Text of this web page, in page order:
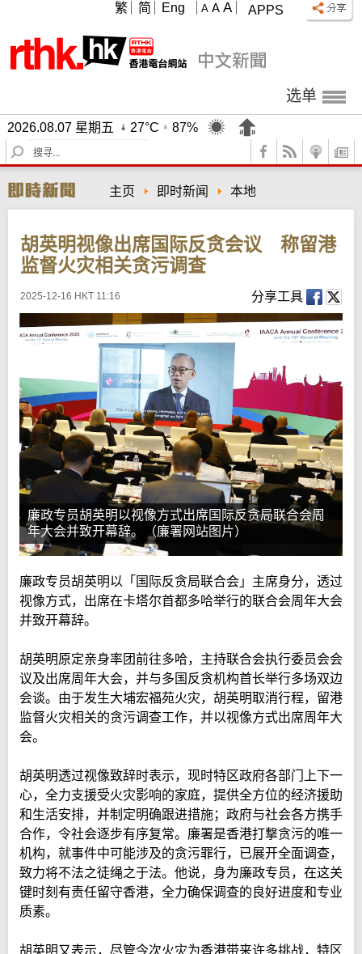
APPS
A A A
繁 简 Eng
选单
2026.08.07 星期五 27°C
87%
S
e
r
c
主页 即时新闻 本地
胡英明视像出席国际反贪会议 称留港
监督火灾相关贪污调查
2025-12-16 HKT 11:16 分享工具
廉政专员胡英明以视像方式出席国际反贪局联合会周
年大会并致开幕辞。（廉署网站图片）
廉政专员胡英明以「国际反贪局联合会」主席身分，透过
视像方式，出席在卡塔尔首都多哈举行的联合会周年大会
并致开幕辞。
胡英明原定亲身率团前往多哈，主持联合会执行委员会会
议及出席周年大会，并与多国反贪机构首长举行多场双边
会谈。由于发生大埔宏福苑火灾，胡英明取消行程，留港
监督火灾相关的贪污调查工作，并以视像方式出席周年大
会。
胡英明透过视像致辞时表示，现时特区政府各部门上下一
心，全力支援受火灾影响的家庭，提供全方位的经济援助
和生活安排，并制定明确跟进措施；政府与社会各方携手
合作，令社会逐步有序复常。廉署是香港打撃贪污的唯一
机构，就事件中可能涉及的贪污罪行，已展开全面调查，
致力将不法之徒绳之于法。他说，身为廉政专员，在这关
键时刻有责任留守香港，全力确保调查的良好进度和专业
质素。
胡英明又表示，尽管今次火灾为香港带来许多挑战，特区